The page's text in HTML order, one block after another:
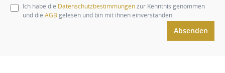
Ich habe die Datenschutzbestimmungenzur Kenntnis genommen
und die AGB gelesen und bin mit ihnen einverstanden.
Absenden